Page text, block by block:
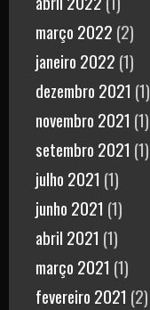
março 2022 (2)
janeiro 2022 (1)
dezembro 2021 (1)
novembro 2021 (1)
setembro 2021 (1)
julho 2021 (1)
junho 2021 (1)
abril 2021 (1)
março 2021 (1)
fevereiro 2021 (2)